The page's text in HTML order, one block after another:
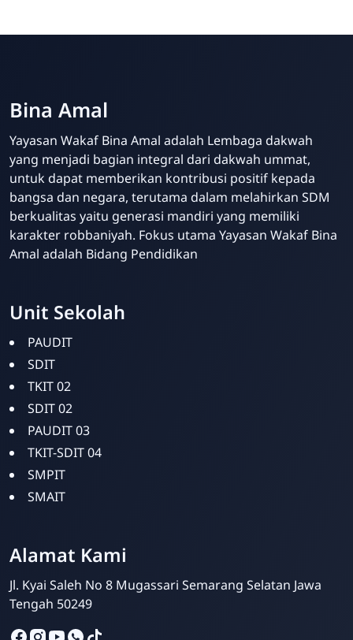
Bina Amal
Bina Amal
Yayasan Wakaf Bina Amal adalah Lembaga dakwah
yang menjadi bagian integral dari dakwah ummat,
untuk dapat memberikan kontribusi positif kepada
bangsa dan negara, terutama dalam melahirkan SDM
berkualitas yaitu generasi mandiri yang memiliki
karakter robbaniyah. Fokus utama Yayasan Wakaf Bina
Amal adalah Bidang Pendidikan
Unit Sekolah
PAUDIT
SDIT
TKIT 02
SDIT 02
PAUDIT 03
TKIT-SDIT 04
SMPIT
SMAIT
Alamat Kami
Jl. Kyai Saleh No 8 Mugassari Semarang Selatan Jawa
Tengah 50249